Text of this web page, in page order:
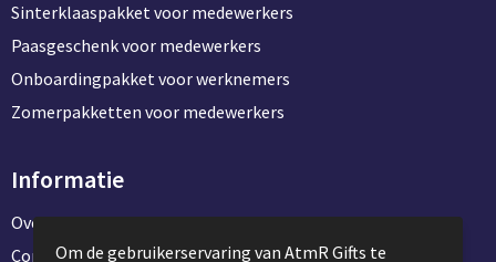
Sinterklaaspakket voor medewerkers
Paasgeschenk voor medewerkers
Onboardingpakket voor werknemers
Zomerpakketten voor medewerkers
Informatie
Over ons
Contact en klantenservice
Om de gebruikerservaring van AtmR Gifts te